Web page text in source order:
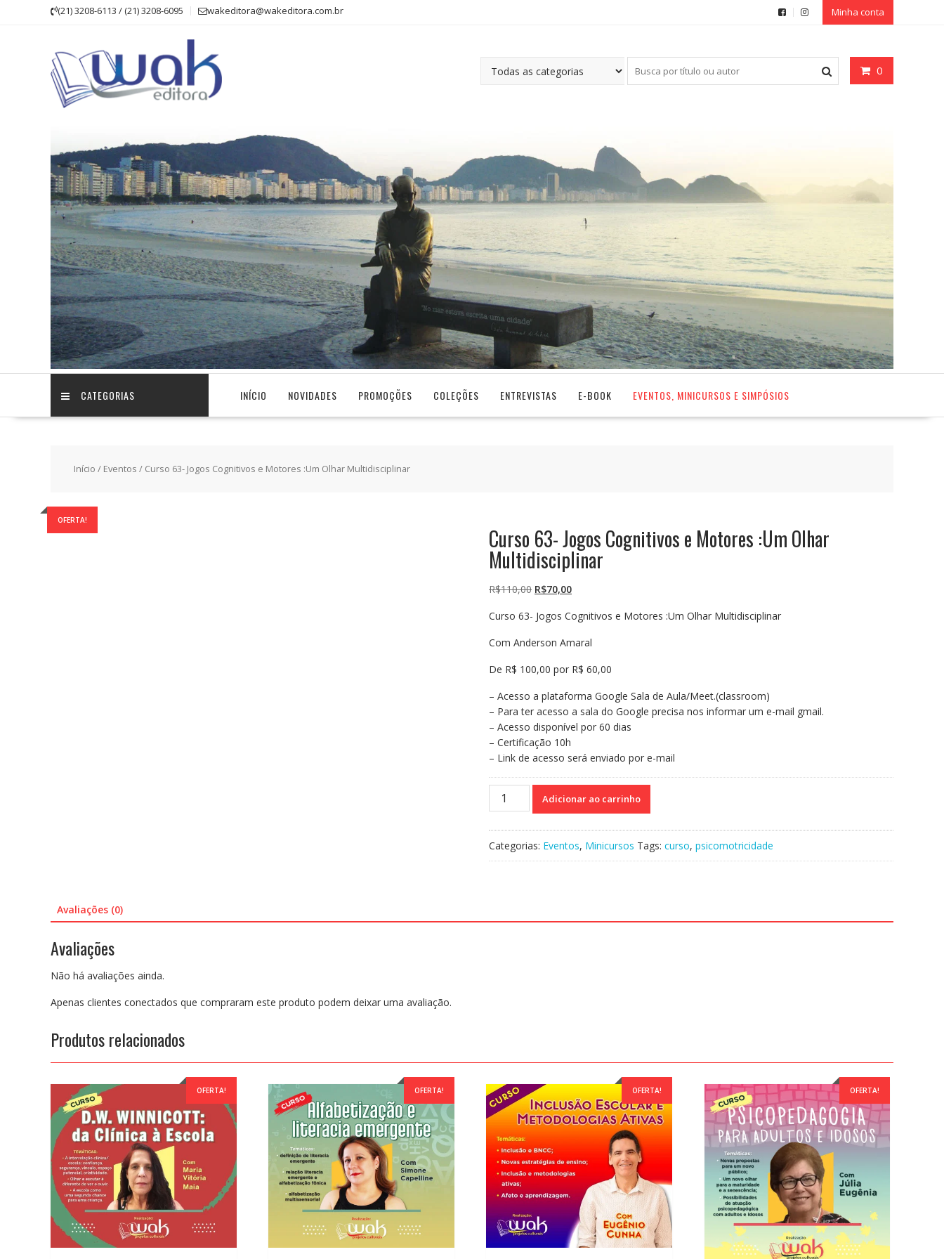
(21) 3208-6113 / (21) 3208-6095 wakeditora@wakeditora.com.br Minha conta
0
CATEGORIAS INÍCIO NOVIDADES PROMOÇÕES COLEÇÕES ENTREVISTAS E-BOOK EVENTOS, MINICURSOS E SIMPÓSIOS
Início / Eventos / Curso 63- Jogos Cognitivos e Motores :Um Olhar Multidisciplinar
OFERTA!
Curso 63- Jogos Cognitivos e Motores :Um Olhar
Multidisciplinar
R$110,00 O
original
R$110,00.
R$70,00O
atual
R$70,00.
Curso 63- Jogos Cognitivos e Motores :Um Olhar Multidisciplinar
Com Anderson Amaral
De R$ 100,00 por R$ 60,00
– Acesso a plataforma Google Sala de Aula/Meet.(classroom)
– Para ter acesso a sala do Google precisa nos informar um e-mail gmail.
– Acesso disponível por 60 dias
– Certificação 10h
– Link de acesso será enviado por e-mail
Curso
e
Adicionar ao carrinho
Categorias: Eventos, Minicursos Tags: curso, psicomotricidade
Avaliações (0)
Avaliações
Não há avaliações ainda.
Apenas clientes conectados que compraram este produto podem deixar uma avaliação.
Produtos relacionados
OFERTA! OFERTA! OFERTA! OFERTA!